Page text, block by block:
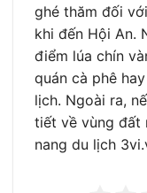
ghé thăm đối
khi đến Hội An.
điểm lúa chín
quán cà phê
lịch. Ngoài ra,
tiết về vùng đất
nang du lịch